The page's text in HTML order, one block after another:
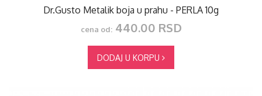
Dr.Gusto Metalik boja u prahu - PERLA 10g
cena od:440.00 RSD
DODAJ U KORPU